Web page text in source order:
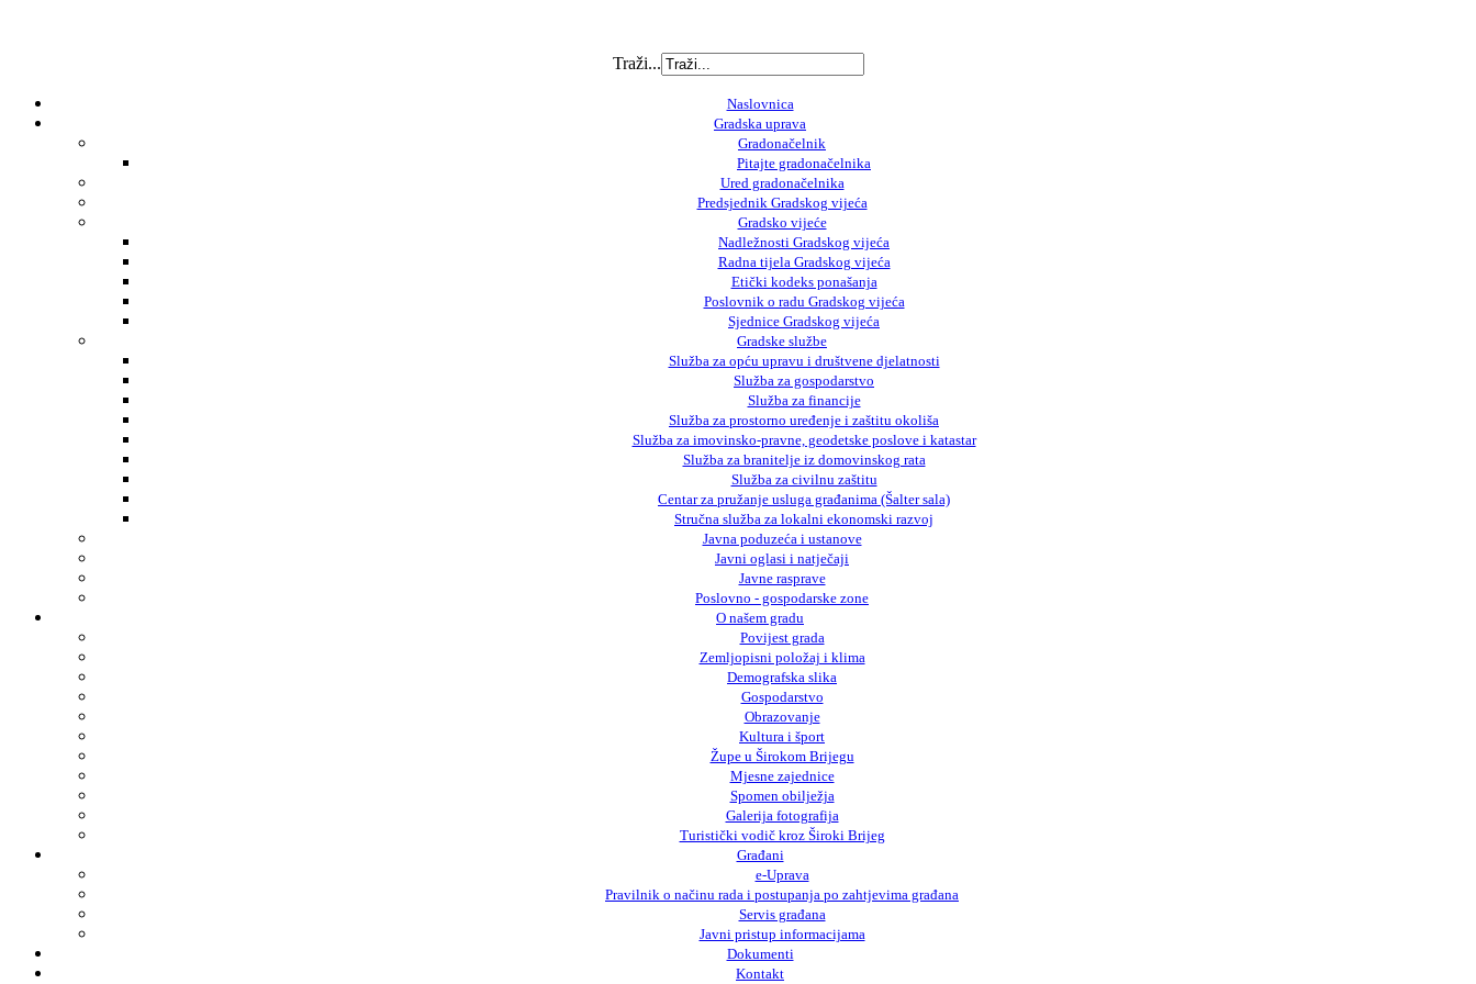
Traži...
Naslovnica
Gradska uprava
Gradonačelnik
Pitajte gradonačelnika
Ured gradonačelnika
Predsjednik Gradskog vijeća
Gradsko vijeće
Nadležnosti Gradskog vijeća
Radna tijela Gradskog vijeća
Etički kodeks ponašanja
Poslovnik o radu Gradskog vijeća
Sjednice Gradskog vijeća
Gradske službe
Služba za opću upravu i društvene djelatnosti
Služba za gospodarstvo
Služba za financije
Služba za prostorno uređenje i zaštitu okoliša
Služba za imovinsko-pravne, geodetske poslove i katastar
Služba za branitelje iz domovinskog rata
Služba za civilnu zaštitu
Centar za pružanje usluga građanima (Šalter sala)
Stručna služba za lokalni ekonomski razvoj
Javna poduzeća i ustanove
Javni oglasi i natječaji
Javne rasprave
Poslovno - gospodarske zone
O našem gradu
Povijest grada
Zemljopisni položaj i klima
Demografska slika
Gospodarstvo
Obrazovanje
Kultura i šport
Župe u Širokom Brijegu
Mjesne zajednice
Spomen obilježja
Galerija fotografija
Turistički vodič kroz Široki Brijeg
Građani
e-Uprava
Pravilnik o načinu rada i postupanja po zahtjevima građana
Servis građana
Javni pristup informacijama
Dokumenti
Kontakt